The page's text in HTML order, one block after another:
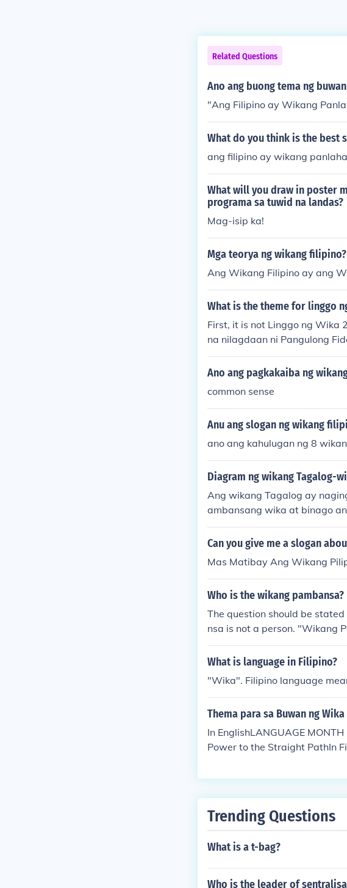
Related Questions
Ano ang buong tema ng
"Ang Filipino ay Wikang
What do you think is the best
ang filipino ay wikang
What will you draw in poster
programa sa tuwid na landas?
Mag-isip ka!
Mga teorya ng wikang filipino?
Ang Wikang Filipino ay ang
What is the theme for linggo
First, it is not Linggo ng Wika
na nilagdaan ni Pangulong
yong 2011 ay "Ang Wikang
Ano ang pagkakaiba ng
common sense
Anu ang slogan ng wikang
ano ang kahulugan ng 8
Diagram ng wikang Tagalog-
Ang wikang Tagalog ay
ambansang wika at binago
Filipino ay patuloy na
a Pilipinas.
Can you give me a slogan
Mas Matibay Ang Wikang
Who is the wikang pambansa?
The question should be
nsa is not a person. "Wikang
the wikang pambansa is
What is language in Filipino?
"Wika". Filipino language
Thema para sa Buwan ng Wika
In EnglishLANGUAGE
Power to the Straight PathIn
Trending Questions
What is a t-bag?
Who is the leader of